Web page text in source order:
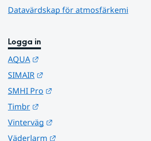
Datavärdskap för atmosfärkemi
Logga in
AQUA
SIMAIR
SMHI Pro
Timbr
Vinterväg
Väderlarm